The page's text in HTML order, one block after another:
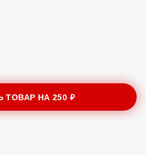
ТОВАР НА250 ₽